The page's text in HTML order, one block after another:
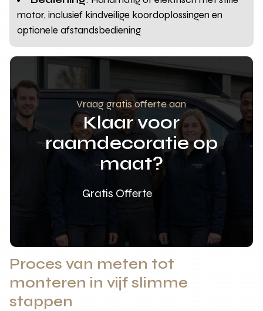
motor, inclusief kindveilige koordoplossingen en
optionele afstandsbediening
Vraag gratis offerte aan
Klaar voor
raamdecoratie op
maat?
Gratis Offerte
Proces van meten tot
monteren in vijf slimme
stappen